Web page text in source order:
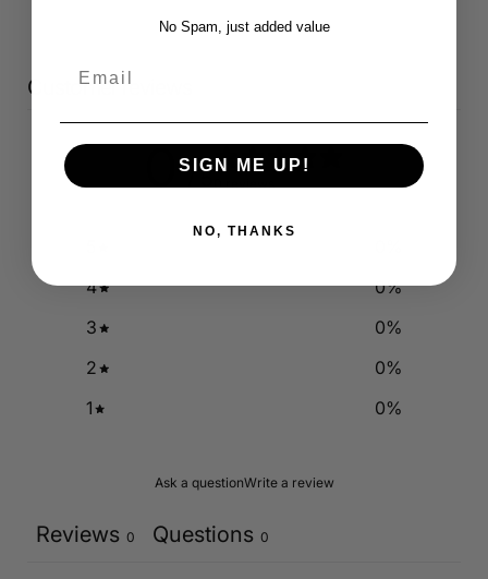
Customer reviews
/ 5
4
0%
3
0%
2
0%
1
0%
Ask a questionWrite a review
Reviews 0 Questions 0
No Spam, just added value
SIGN ME UP!
NO, THANKS